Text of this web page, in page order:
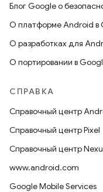
Блог Google о
О платформе Android в
О разработках для
О портировании в
СПРАВКА
Справочный центр
Справочный центр Pixel
Справочный центр
www.android.com
Google Mobile Services